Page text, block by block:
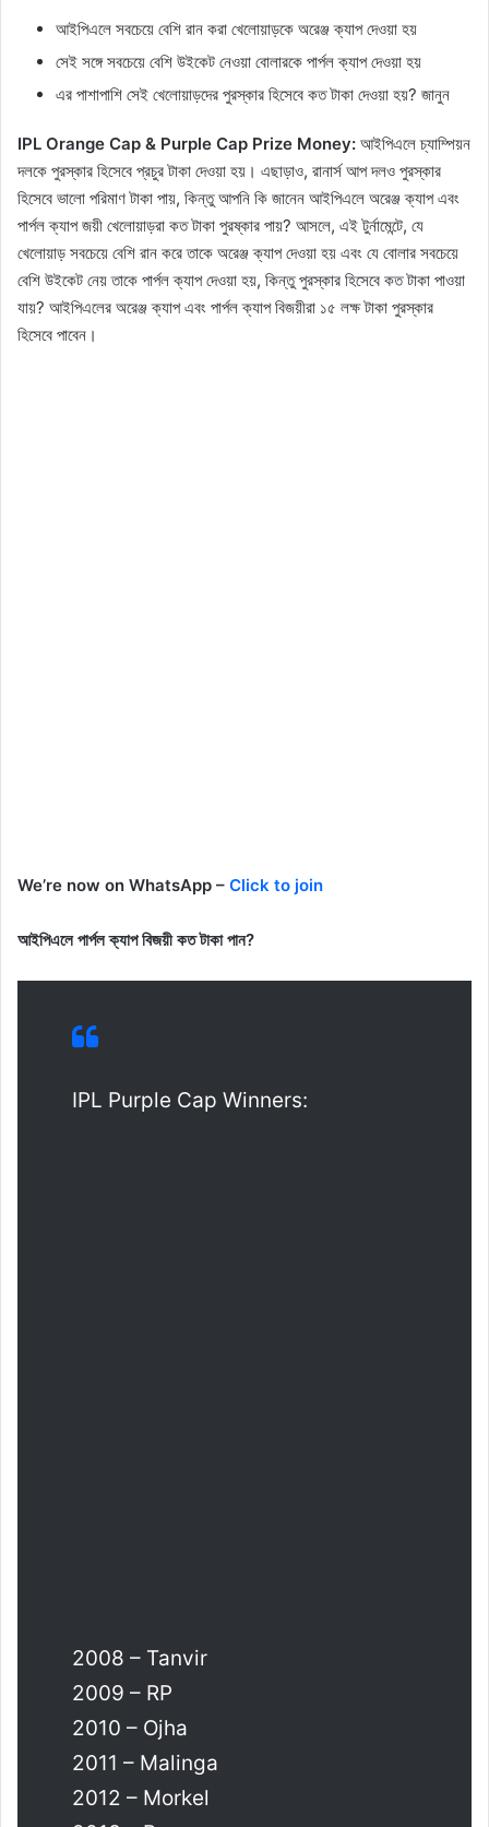
আইপিএলে সবচেয়ে বেশি রান করা খেলোয়াড়কে অরেঞ্জ ক্যাপ দেওয়া হয়
সেই সঙ্গে সবচেয়ে বেশি উইকেট নেওয়া বোলারকে পার্পল ক্যাপ দেওয়া হয়
এর পাশাপাশি সেই খেলোয়াড়দের পুরস্কার হিসেবে কত টাকা দেওয়া হয়? জানুন
IPL Orange Cap & Purple Cap Prize Money: আইপিএলে চ্যাম্পিয়ন
দলকে পুরস্কার হিসেবে প্রচুর টাকা দেওয়া হয়। এছাড়াও, রানার্স আপ দলও পুরস্কার
হিসেবে ভালো পরিমাণ টাকা পায়, কিন্তু আপনি কি জানেন আইপিএলে অরেঞ্জ ক্যাপ এবং
পার্পল ক্যাপ জয়ী খেলোয়াড়রা কত টাকা পুরষ্কার পায়? আসলে, এই টুর্নামেন্টে, যে
খেলোয়াড় সবচেয়ে বেশি রান করে তাকে অরেঞ্জ ক্যাপ দেওয়া হয় এবং যে বোলার সবচেয়ে
বেশি উইকেট নেয় তাকে পার্পল ক্যাপ দেওয়া হয়, কিন্তু পুরস্কার হিসেবে কত টাকা পাওয়া
যায়? আইপিএলের অরেঞ্জ ক্যাপ এবং পার্পল ক্যাপ বিজয়ীরা ১৫ লক্ষ টাকা পুরস্কার
হিসেবে পাবেন।
We’re now on WhatsApp – Click to join
আইপিএলে পার্পল ক্যাপ বিজয়ী কত টাকা পান?
IPL Purple Cap Winners:
2008 – Tanvir
2009 – RP
2010 – Ojha
2011 – Malinga
2012 – Morkel